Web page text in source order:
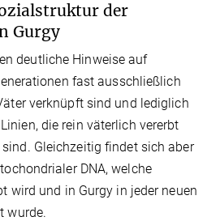
der
Gurgy
deutliche Hinweise auf
fast ausschließlich
verknüpft sind und lediglich
die rein väterlich vererbt
Gleichzeitig findet sich aber
DNA, welche
wird und in Gurgy in jeder neuen
wurde.